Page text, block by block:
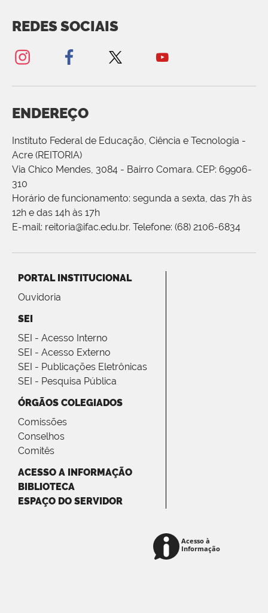
REDES SOCIAIS
ENDEREÇO
Instituto Federal de Educação, Ciência e Tecnologia -
Acre (REITORIA)
Via Chico Mendes, 3084 - Bairro Comara. CEP: 69906-
310
Horário de funcionamento: segunda a sexta, das 7h às
12h e das 14h às 17h
E-mail: reitoria@ifac.edu.br. Telefone: (68) 2106-6834
PORTAL INSTITUCIONAL
Ouvidoria
SEI
SEI - Acesso Interno
SEI - Acesso Externo
SEI - Publicações Eletrônicas
SEI - Pesquisa Pública
ÓRGÃOS COLEGIADOS
Comissões
Conselhos
Comitês
ACESSO A INFORMAÇÃO
BIBLIOTECA
ESPAÇO DO SERVIDOR